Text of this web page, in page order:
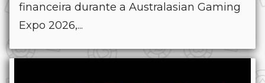
financeira durante a Australasian Gaming
Expo 2026,...